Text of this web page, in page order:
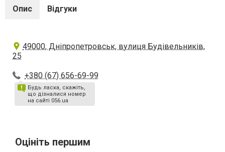
Опис Відгуки
49000, Дніпропетровськ, вулиця Будівельників,
25
+380 (67) 656-69-99
Будь ласка, скажіть,
що дізналися номер
на сайті 056.ua
Оцініть першим